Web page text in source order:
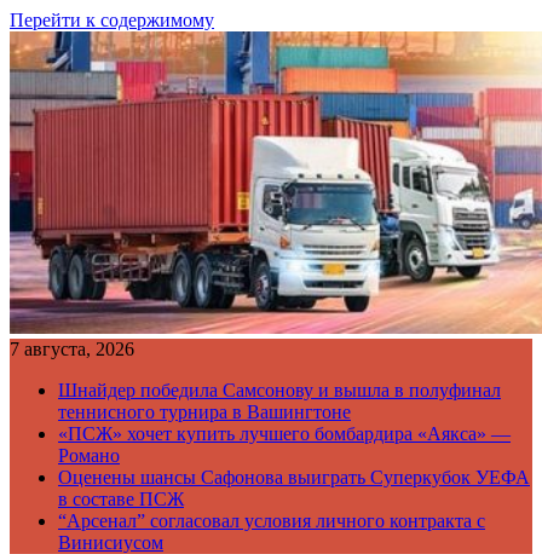
Перейти к содержимому
7 августа, 2026
Шнайдер победила Самсонову и вышла в полуфинал
теннисного турнира в Вашингтоне
«ПСЖ» хочет купить лучшего бомбардира «Аякса» —
Романо
Оценены шансы Сафонова выиграть Суперкубок УЕФА
в составе ПСЖ
“Арсенал” согласовал условия личного контракта с
Винисиусом